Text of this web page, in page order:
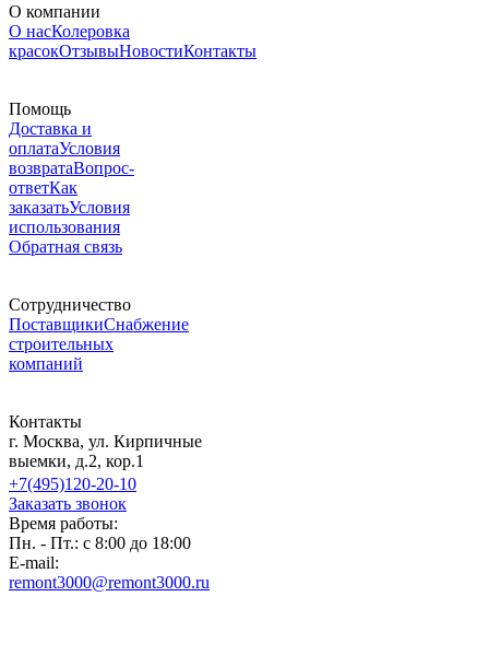
О компании
О насКолеровка
красокОтзывыНовостиКонтакты
Помощь
Доставка и
оплатаУсловия
возвратаВопрос-
ответКак
заказатьУсловия
использования
Обратная связь
Сотрудничество
ПоставщикиСнабжение
строительных
компаний
Контакты
г. Москва, ул. Кирпичные
выемки, д.2, кор.1
+7(495)120-20-10
Заказать звонок
Время работы:
Пн. - Пт.: с 8:00 до 18:00
E-mail:
remont3000@remont3000.ru